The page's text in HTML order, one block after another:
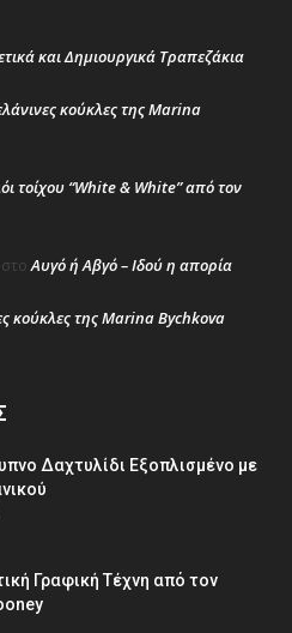
και Δημιουργικά Τραπεζάκια
κούκλες της Marina
τοίχου “White & White” από τον
στοΑυγό ή Αβγό – Ιδού η απορία
κούκλες της Marina Bychkova
Δαχτυλίδι Εξοπλισμένο με
Γραφική Τέχνη από τον